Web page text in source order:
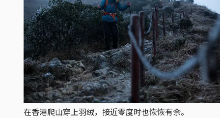
在香港爬山穿上羽绒，接近零度时也恢恢有余。